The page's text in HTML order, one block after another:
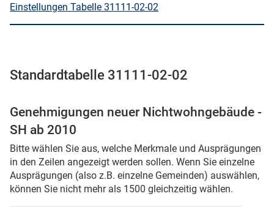
Einstellungen Tabelle 31111-02-02
Standardtabelle 31111-02-02
Genehmigungen neuer Nichtwohngebäude -
SH ab 2010
Bitte wählen Sie aus, welche Merkmale und Ausprägungen
in den Zeilen angezeigt werden sollen. Wenn Sie einzelne
Ausprägungen (also z.B. einzelne Gemeinden) auswählen,
können Sie nicht mehr als 1500 gleichzeitig wählen.